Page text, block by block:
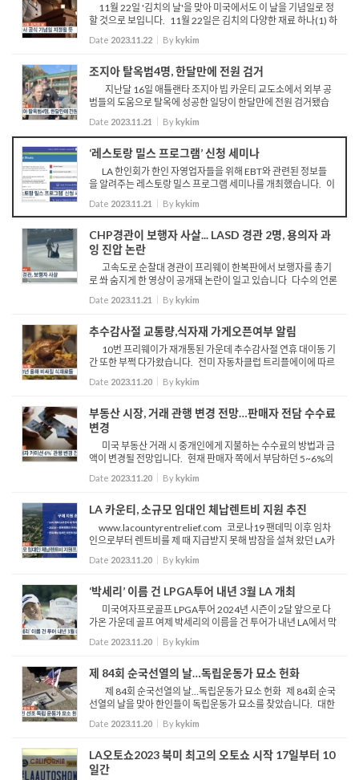
11월 22일 '김치의 날'을 맞아 미국에서도 이 날을 기념일로 정
할 것으로 보입니다. 11월 22일은 김치의 다양한 재료 하나(1) 하
나(1)가 모여 면역증강, 항산화, 항비만, 항암 등 22가지 이상의 효
능을 만들어낸다는 상징적 의미로 김치의 날이 됐습니...
Date 2023.11.22 Bykykim
조지아 탈옥범4명, 한달만에 전원 검거
지난달 16일 애틀랜타 조지아 빕 카운티 교도소에서 외부 공
범들의 도움으로 탈옥에 성공한 일당이 한달만에 전원 검거됐습
니다 빕 카운티 셰리프국은 지난 10월, 탈옥범 스톡스에 이어 반
웰과 앤더슨이 이달 초 체포되었고, 18일 정오에 마지막 ...
Date 2023.11.21 Bykykim
‘레스토랑 밀스 프로그램’ 신청 세미나
LA 한인회가 한인 자영업자들을 위해 EBT와 관련된 정보들
을 알려주는 레스토랑 밀스 프로그램 세미나를 개최했습니다. 이
번 세미나는 연방 농무부 USDA와 LA 카운티 공공 서비스국 등에
서 업무를 맡고 있는 담당자들이 직접 나와 한인 자영업자들...
Date 2023.11.21 Bykykim
CHP경관이 보행자 사살... LASD 경관 2명, 용의자 과
잉 진압 논란
고속도로 순찰대 경관이 프리웨이 한복판에서 보행자를 총기
로 쏴 숨지게 한 영상이 공개돼 논란이 일고 있습니다 다수의 언론
매체에 따르면 지난 19일, CHP는 105번 프리웨이 와츠 지역 선
상에서 누군가가 위험하게 보행중이라는 신고를 접수, 지...
Date 2023.11.21 Bykykim
추수감사절 교통량,식자재 가게오픈여부 알림
10번 프리웨이가 재개통된 가운데 추수감사절 연휴 대이동 기
간 또한 부쩍 다가왔습니다. 전미 자동차클럽 트리플에이에 따르
면 이번 연휴 5일 동안 최대 460만여 명이 이동할 것으로 예측된
다고 전했습니다. 그중 대부분은 차량을, 나머지는 항공...
Date 2023.11.20 Bykykim
부동산 시장, 거래 관행 변경 전망…판매자 전담 수수료
변경
미국 부동산 거래 시 중개인에게 지불하는 수수료의 방법과 금
액이 변경될 전망입니다. 현재 판매자 쪽에서 부담하던 5~6%의
커미션. 월스트리트 저널은 판매자가 전적으로 부담하고 있
는 6%의 커미션은 미국 밖에 없다면서 전면적인 변경을 촉구...
Date 2023.11.20 Bykykim
LA 카운티, 소규모 임대인 체납렌트비 지원 추진
www.lacountyrentrelief.com 코로나19 팬데믹 이후 임차
인으로부터 렌트비를 제 때 지급받지 못해 밤잠을 설쳐 왔던 LA카
운티 주택 임대인들의 숨통이 트일 전망입니다 LA카운티 소비자
및 비즈니스 보호국은 지난 17일, 임차인의 렌트비 체납으로 ...
Date 2023.11.20 Bykykim
‘박세리’ 이름 건 LPGA투어 내년 3월 LA 개최
미국여자프로골프 LPGA투어 2024년 시즌이 2달 앞으로 다
가온 가운데 골프 여제 박세리의 이름을 건 투어가 내년 LA에서 막
을 올립니다 LPGA투어 사무국은 내년 시즌 대회 일정을 17일 발
표하며 33개 대회 중 내년 3월 21일부터 나흘간 LA에서 박세...
Date 2023.11.20 Bykykim
제 84회 순국선열의 날…독립운동가 묘소 헌화
제 84회 순국선열의 날…독립운동가 묘소 헌화 제 84회 순국
선열의 날을 맞아 한인들이 독립운동가 묘소를 찾았습니다. 대한
인국민회는 17일 오전 애국지사들이 잠들어 있는 로즈데일 묘소
를 찾아 헌화하며 이날의 의미를 되새겼습니다. 이번 ...
Date 2023.11.20 Bykykim
LA오토쇼2023 북미 최고의 오토쇼 시작 17일부터 10
일간